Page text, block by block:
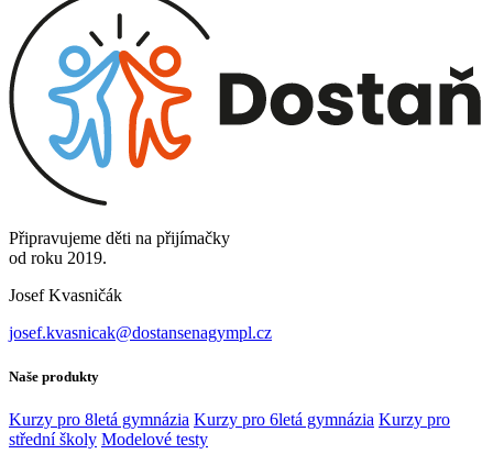
Připravujeme děti na přijímačky
od roku 2019.
Josef Kvasničák
josef.kvasnicak@dostansenagympl.cz
Naše produkty
Kurzy pro 8letá gymnázia Kurzy pro 6letá gymnázia Kurzy pro
střední školy Modelové testy